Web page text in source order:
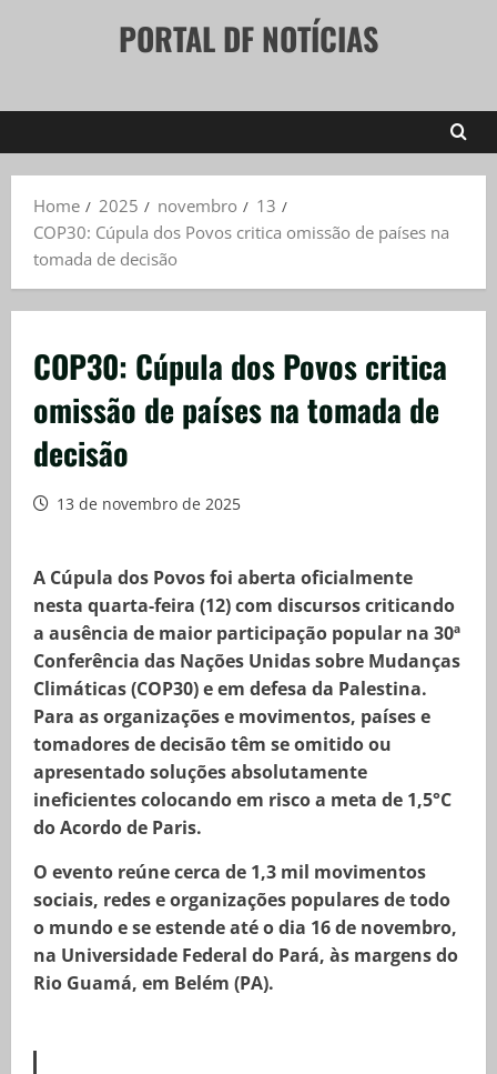
PORTAL DF NOTÍCIAS
Home 2025 novembro
13
COP30: Cúpula dos Povos critica omissão de países na
tomada de decisão
COP30: Cúpula dos Povos critica
omissão de países na tomada de
decisão
13 de novembro de 2025
A Cúpula dos Povos foi aberta oficialmente
nesta quarta-feira (12) com discursos criticando
a ausência de maior participação popular na 30ª
Conferência das Nações Unidas sobre Mudanças
Climáticas (COP30) e em defesa da Palestina.
Para as organizações e movimentos, países e
tomadores de decisão têm se omitido ou
apresentado soluções absolutamente
ineficientes colocando em risco a meta de 1,5°C
do Acordo de Paris.
O evento reúne cerca de 1,3 mil movimentos
sociais, redes e organizações populares de todo
o mundo e se estende até o dia 16 de novembro,
na Universidade Federal do Pará, às margens do
Rio Guamá, em Belém (PA).